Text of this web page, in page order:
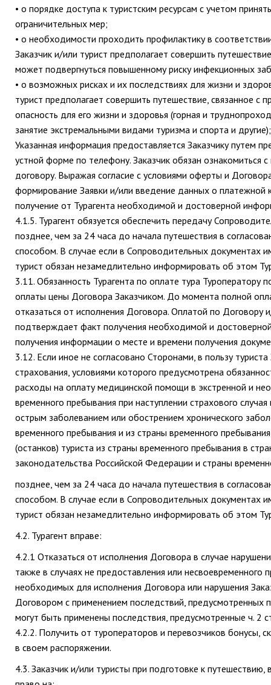
• о порядке доступа к туристским ресурсам с учетом
ограничительных мер;
• о необходимости проходить профилактику в
Заказчик и/или турист предполагает совершить
может подвергнуться повышенному риску инфекционных
• о возможных рисках и их последствиях для жизни и
турист предполагает совершить путешествие, связанное
опасность для его жизни и здоровья (горная и
занятие экстремальными видами туризма и спорта и другие);
Указанная информация предоставляется Заказчику путем
устной форме по телефону. Заказчик обязан
договору. Выражая согласие с условиями оферты и
формирование Заявки и/или введение данных о платежной
получение от Турагента необходимой и достоверной
4.1.5. Турагент обязуется обеспечить передачу
позднее, чем за 24 часа до начала путешествия в
способом. В случае если в Сопроводительных документах
турист обязан незамедлительно информировать об этом
3.11. Обязанность Турагента по оплате тура
оплаты цены Договора Заказчиком. До момента полной
отказаться от исполнения Договора. Оплатой по
подтверждает факт получения необходимой и
получения информации о месте и времени получения
3.12. Если иное не согласовано Сторонами, в пользу
страхования, условиями которого предусмотрена
расходы на оплату медицинской помощи в экстренной и
временного пребывания при наступлении страхового
острым заболеванием или обострением хронического
временного пребывания и из страны временного
(останков) туриста из страны временного пребывания в
законодательства Российской Федерации и страны
позднее, чем за 24 часа до начала путешествия в
способом. В случае если в Сопроводительных документах
турист обязан незамедлительно информировать об этом
4.2. Турагент вправе:
4.2.1 Отказаться от исполнения Договора в случае
также в случаях не предоставления или
необходимых для исполнения Договора или нарушения
Договором с применением последствий, предусмотренных
могут быть применены последствия, предусмотренные ч. 2
4.2.2. Получить от туроператоров и перевозчиков бонусы,
в своем распоряжении.
4.3. Заказчик и/или туристы при подготовке к